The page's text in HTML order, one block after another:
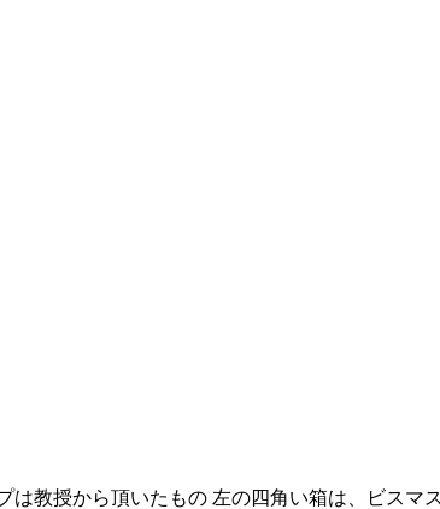
教授から頂いたもの 左の四角い箱は、ビスマ